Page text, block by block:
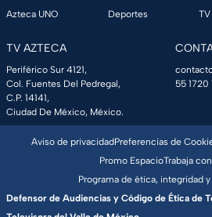
Azteca UNO
Deportes
TV AZTECA
Periférico Sur 4121,
Col. Fuentes Del Pedregal,
C.P. 14141,
Ciudad De México, México.
55 1720
Aviso de privacidadPreferencias de
Promo EspacioTrabaja
Programa de ética, integridad
Defensor de Audiencias y Código de Ética de